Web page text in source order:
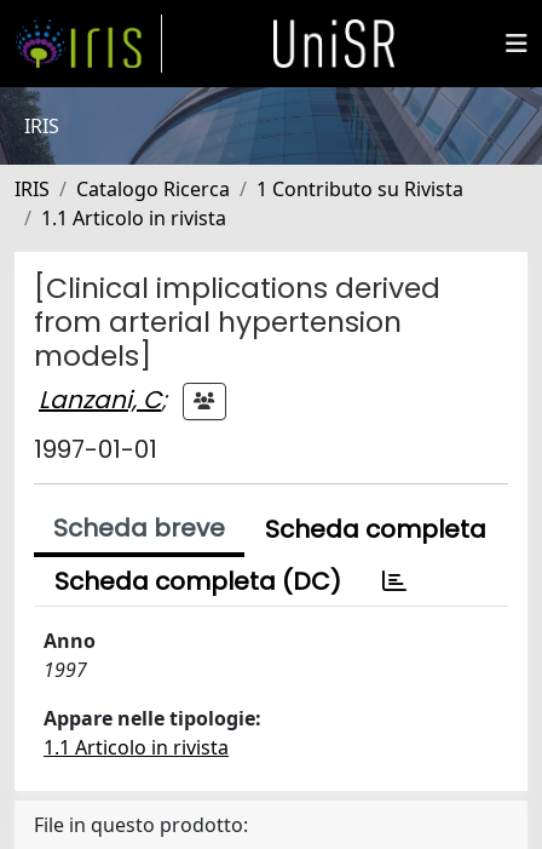
IRIS
IRIS Catalogo Ricerca
1 Contributo su Rivista
1.1 Articolo in rivista
[Clinical implications derived
from arterial hypertension
models]
Lanzani, C;
1997-01-01
Scheda breve
Scheda completa
Scheda completa (DC)
Anno
1997
Appare nelle tipologie:
1.1 Articolo in rivista
File in questo prodotto: